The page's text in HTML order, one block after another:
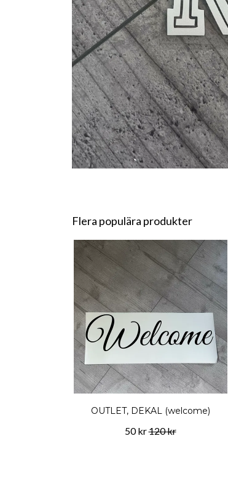
Flera populära produkter
OUTLET, DEKAL (welcome)
50 kr120 kr